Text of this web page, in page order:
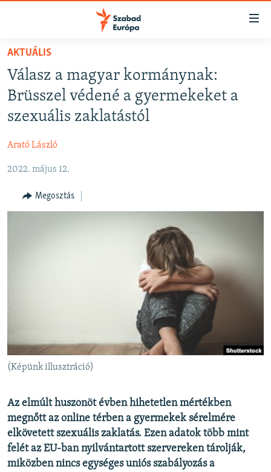
Akadálymentes
Ugrás
oldalra
tartalomjegyzékre
NAPIRENDEN
PODCASTOK
ELEMZŐ
NER15
SZABADON
A MÚLT TANULSÁGAI
Valamennyi RFE/RL weboldal
AKTUÁLIS
Válasz a magyar kormánynak:
Brüsszel védené a gyermekeket a
szexuális zaklatástól
Arató László
2022. május 12.
Megosztás
(Képünk illusztráció)
Az elmúlt huszonöt évben hihetetlen mértékben
megnőtt az online térben a gyermekek sérelmére
elkövetett szexuális zaklatás. Ezen adatok több mint
felét az EU-ban nyilvántartott szervereken tárolják,
miközben nincs egységes uniós szabályozás a
FELIRATKOZÁS